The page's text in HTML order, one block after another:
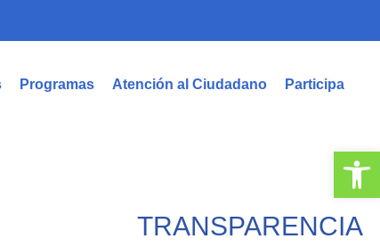
Programas Atención al Ciudadano Participa
TRANSPARENCIA
Abrir